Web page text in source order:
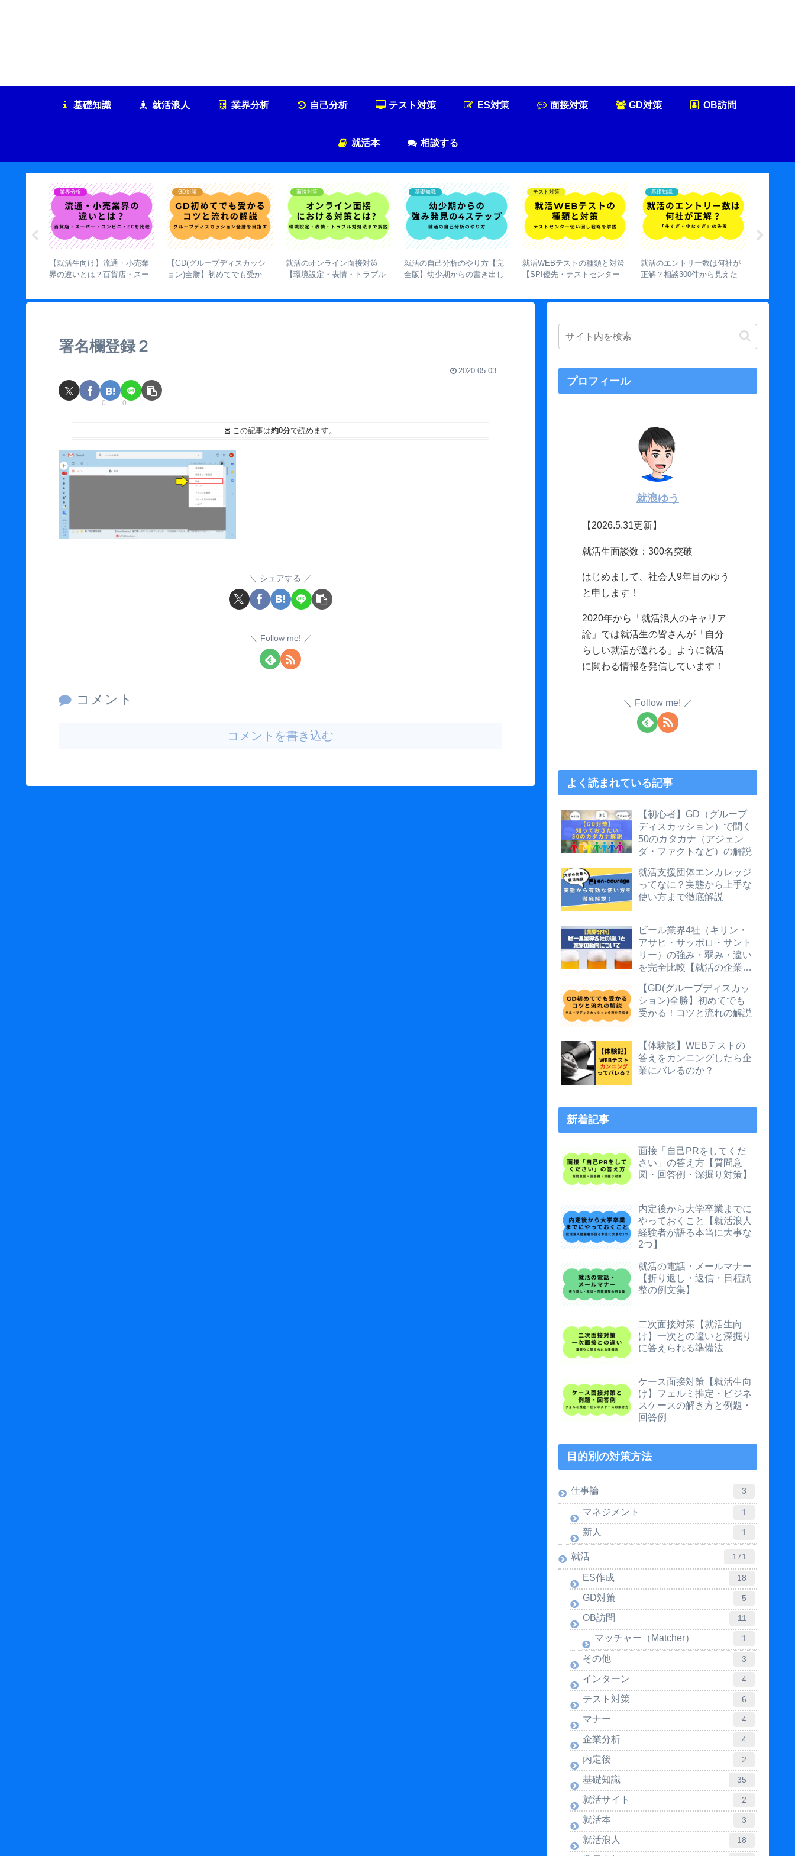
基礎知識 就活浪人 業界分析 自己分析 テスト対策 ES対策 面接対策 GD対策 OB訪問
就活本 相談する
面接対策
就活の一次・二次・最終面接
の違いと対策【面接官が各段
就活本
【最新】就活生に業界地図が
オススメな理由 | 志望企業を
テスト対策
就活のWebテスト対策【種類
の見分け方から業界別の優先
マナー
就活の電話・メールマナー
【折り返し・返信・日程調整
GD対策
【初心者】GD（グループディ
スカッション）で聞く50のカ
トなど）の解説
基礎知識
就活支援団体エンカレッジっ
てなに？実態から上手な使い
解説】
署名欄登録２
2020.05.03
0 0
この記事は約0分で読めます。
シェアする
Follow me!
コメント
コメントを書き込む
プロフィール
就浪ゆう
【2026.5.31更新】
就活生面談数：300名突破
はじめまして、社会人9年目のゆう
と申します！
2020年から「就活浪人のキャリア
論」では就活生の皆さんが「自分
らしい就活が送れる」ように就活
に関わる情報を発信しています！
Follow me!
よく読まれている記事
【初心者】GD（グループ
ディスカッション）で聞く
50のカタカナ（アジェン
ダ・ファクトなど）の解説
就活支援団体エンカレッジ
ってなに？実態から上手な
使い方まで徹底解説
ビール業界4社（キリン・
アサヒ・サッポロ・サント
リー）の強み・弱み・違い
を完全比較【就活の企業研
【GD(グループディスカッ
ション)全勝】初めてでも
受かる！コツと流れの解説
【体験談】WEBテストの
答えをカンニングしたら企
業にバレるのか？
新着記事
面接「自己PRをしてくだ
さい」の答え方【質問意
図・回答例・深掘り対策】
内定後から大学卒業までに
やっておくこと【就活浪人
経験者が語る本当に大事な
2つ】
就活の電話・メールマナー
【折り返し・返信・日程調
整の例文集】
二次面接対策【就活生向
け】一次との違いと深掘り
に答えられる準備法
ケース面接対策【就活生向
け】フェルミ推定・ビジネ
スケースの解き方と例題・
回答例
目的別の対策方法
仕事論 3
マネジメント 1
新人 1
就活 171
ES作成 18
GD対策 5
OB訪問 11
マッチャー（Matcher） 1
その他 3
インターン 4
テスト対策 6
マナー 4
企業分析 4
内定後 2
基礎知識 35
就活サイト 2
就活本 3
就活浪人 18